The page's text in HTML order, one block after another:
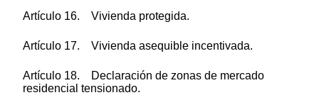
Artículo 16. Vivienda protegida.
Artículo 17. Vivienda asequible incentivada.
Artículo 18. Declaración de zonas de mercado
residencial tensionado.